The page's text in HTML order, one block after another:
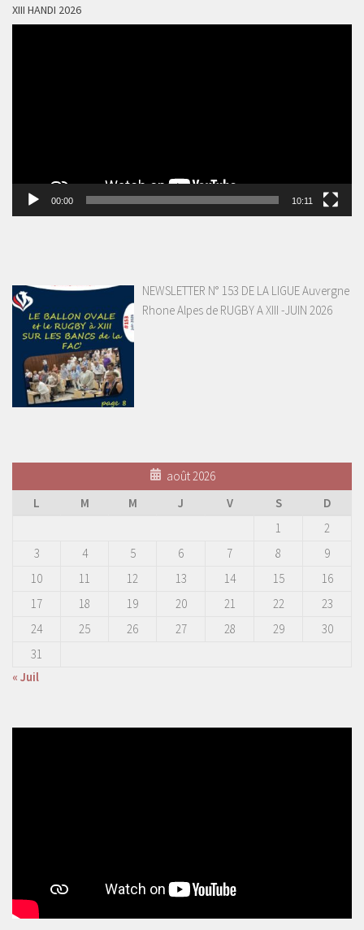
XIII HANDI 2026
00:00 10:11
NEWSLETTER N° 153 DE LA LIGUE Auvergne
Rhone Alpes de RUGBY A XIII -JUIN 2026
août 2026
L
M M J V S
D
1
2
3
4 5 6 7 8
9
10
11 12 13 14 15
16
17
18 19 20 21 22
23
24
25 26 27 28 29
30
31
« Juil